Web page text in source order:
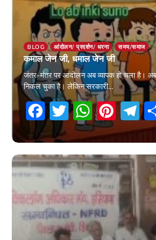
BLOG आंदोलन/ प्रदर्शन/ धरना समय/समाज
कमाल जेन जी, धमाल जेन जी
जंतर-मंतर पर आंदोलन अब व्यापक हो चला है।
निकल चुका है। लेकिन सरकारी…
Facebook
Twitter
25 July 2026